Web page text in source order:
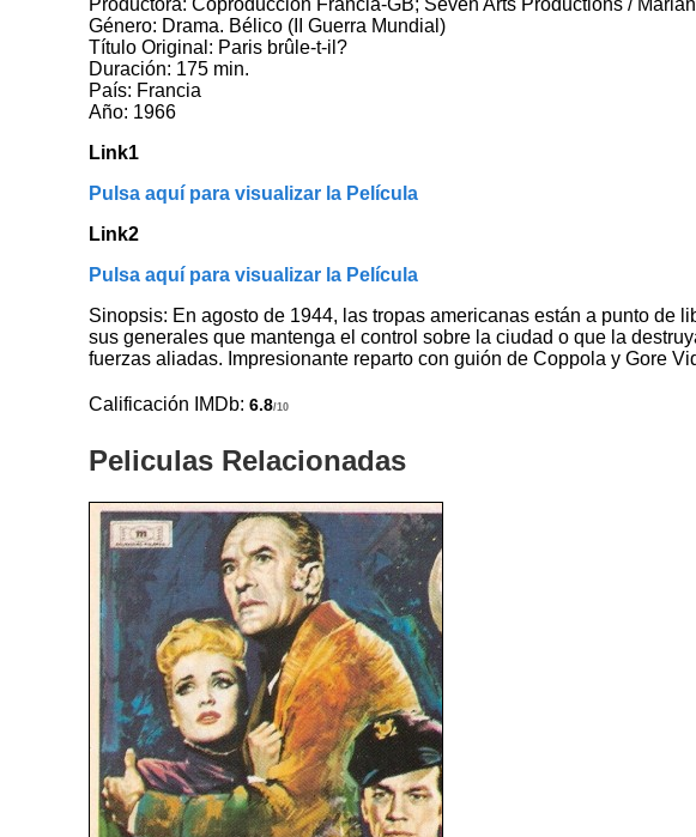
Género: Drama. Bélico (II Guerra Mundial)
Título Original: Paris brûle-t-il?
Duración: 175 min.
País: Francia
Año: 1966
Link1
Pulsa aquí para visualizar la Película
Link2
Pulsa aquí para visualizar la Película
Sinopsis: En agosto de 1944, las tropas americanas están a punto de
sus generales que mantenga el control sobre la ciudad o que la
fuerzas aliadas. Impresionante reparto con guión de Coppola y Gore
Calificación IMDb:6.8/10
Peliculas Relacionadas